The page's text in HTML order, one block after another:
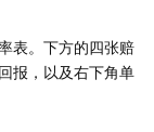
表。下方的四张赔
报，以及右下角单